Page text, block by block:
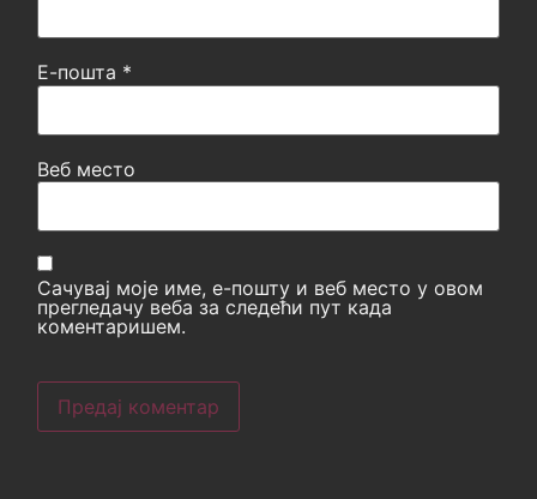
Е-пошта *
Веб место
Сачувај моје име, е-пошту и веб место у овом
прегледачу веба за следећи пут када
коментаришем.